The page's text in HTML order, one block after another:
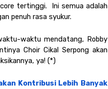
tertinggi.  Ini semua adalah
penuh rasa syukur.
waktu mendatang, Robby
Choir Cikal Serpong akan
ya! (*)
Kontribusi Lebih Banyak